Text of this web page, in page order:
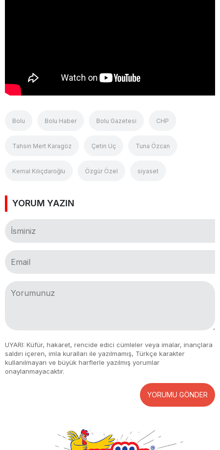
Bolu Bolu Haber Bolu Gazetesi CHP
Tahsin Mert Karagöz Çetin Uç Tuna Özcan
Kemal Kılıçdaroğlu Özgür Özel siyaset
YORUM YAZIN
UYARI: Küfür, hakaret, rencide edici cümleler veya imalar, inançlara
saldırı içeren, imla kuralları ile yazılmamış, Türkçe karakter
kullanılmayan ve büyük harflerle yazılmış yorumlar
onaylanmayacaktır.
YORUMU GÖNDER